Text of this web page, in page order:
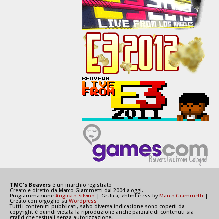
TMO's Beavers è un marchio registrato
Creato e diretto da Marco Giammetti dal 2004 a oggi.
Programmazione Augusto Silvino | Grafica, xhtml e css byMarco Giammetti
Creato con orgoglio su Wordpress
Tutti i contenuti pubblicati, salvo diversa indicazione sono coperti da
copyright è quindi vietata la riproduzione anche parziale di contenuti sia
grafici che testuali senza autorizzazione.